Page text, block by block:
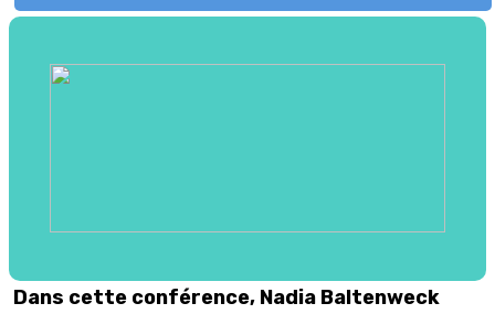
Dans cette conférence, Nadia Baltenweck